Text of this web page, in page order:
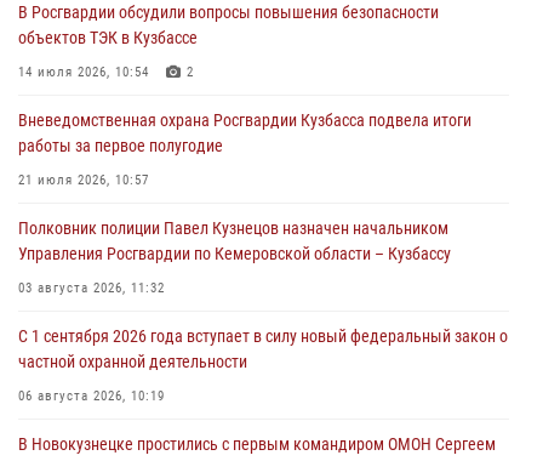
С 1 сентября 2026 года вступает в силу новый федеральный закон о
частной охранной деятельности
06 августа 2026, 10:19
Росгвардейцы задержали предполагаемого виновника причинения
ножевого ранения кемеровчанину
06 августа 2026, 09:18
Росгвардейцы задержали мужчину, повредившего имущество
горожанки
06 августа 2026, 08:17
Росгвардейцы пресекли противоправные действия и защитили
новокузнечанку от агрессивного знакомого
06 августа 2026, 07:16
В Росгвардии обсудили вопросы повышения безопасности
объектов ТЭК в Кузбассе
14 июля 2026, 10:54 2
Вневедомственная охрана Росгвардии Кузбасса подвела итоги
работы за первое полугодие
21 июля 2026, 10:57
Полковник полиции Павел Кузнецов назначен начальником
Управления Росгвардии по Кемеровской области – Кузбассу
03 августа 2026, 11:32
С 1 сентября 2026 года вступает в силу новый федеральный закон о
частной охранной деятельности
06 августа 2026, 10:19
В Новокузнецке простились с первым командиром ОМОН Сергеем